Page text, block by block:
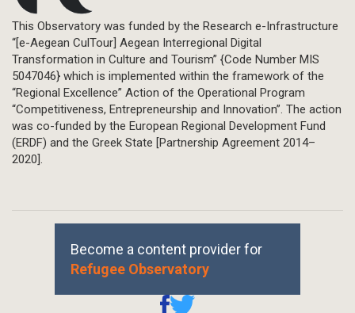
This Observatory was funded by the Research e-Infrastructure
“[e-Aegean CulTour] Aegean Interregional Digital
Transformation in Culture and Tourism” {Code Number MIS
5047046} which is implemented within the framework of the
“Regional Excellence” Action of the Operational Program
“Competitiveness, Entrepreneurship and Innovation”. The action
was co-funded by the European Regional Development Fund
(ERDF) and the Greek State [Partnership Agreement 2014–
2020].
Become a content provider for
Refugee Observatory